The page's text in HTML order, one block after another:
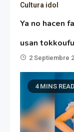
Cultura idol
Ya no hacen
usan
2 Septiembre
4 MINS READ